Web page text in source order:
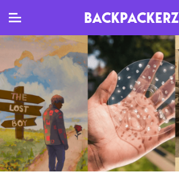
BACKPACKERZ
TV
Clips
Live
Documentaires
MAG
Dossiers
Tops
Interviews